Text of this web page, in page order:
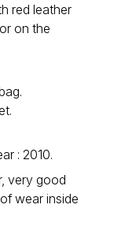
red leather
on the
: 2010.
very good
wear inside